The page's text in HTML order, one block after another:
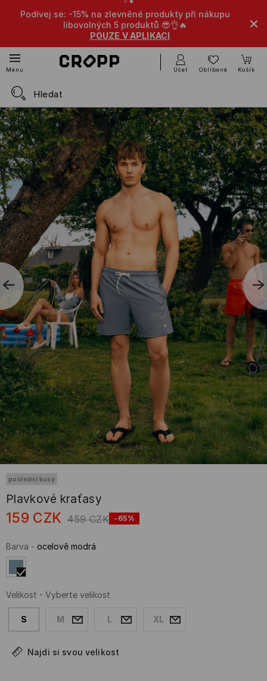
-10% na
-15% na zlevněné produkty při nákupu
5 produktů 😎👌🔥
POUZE V APLIKACI
Menu Účet Oblíbené Košík
poslední kusy
Plavkové kraťasy
159 CZK 459 CZK -65%
Barva - ocelově modrá
Velikost - Vyberte velikost
S M L XL
Najdi si svou velikost